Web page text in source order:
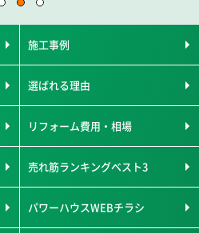
施工事例
選ばれる理由
リフォーム費用・相場
売れ筋ランキングベスト3
パワーハウスWEBチラシ